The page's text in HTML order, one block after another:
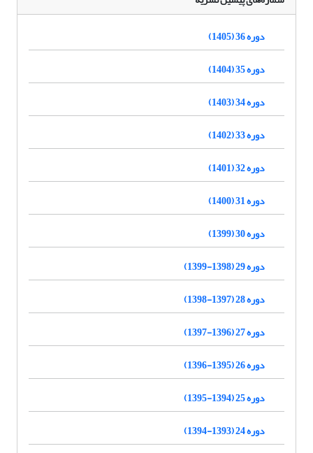
دوره 36 (1405)
دوره 35 (1404)
دوره 34 (1403)
دوره 33 (1402)
دوره 32 (1401)
دوره 31 (1400)
دوره 30 (1399)
دوره 29 (1398-1399)
دوره 28 (1397-1398)
دوره 27 (1396-1397)
دوره 26 (1395-1396)
دوره 25 (1394-1395)
دوره 24 (1393-1394)